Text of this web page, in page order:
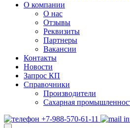
О компании
О нас
Отзывы
Реквизиты
Партнеры
Вакансии
Контакты
Новости
Запрос КП
Справочники
Производители
Сахарная
+7-988-570-61-11